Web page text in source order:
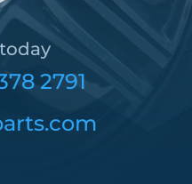
2791